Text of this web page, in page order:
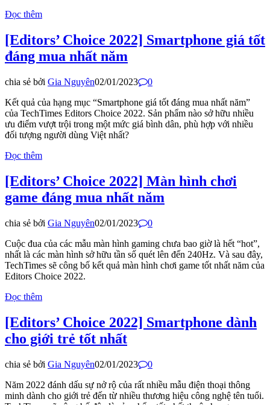
Đọc thêm
[Editors’ Choice 2022] Smartphone giá tốt
đáng mua nhất năm
chia sẻ bởi Gia Nguyên02/01/2023
0
Kết quả của hạng mục “Smartphone giá tốt đáng mua nhất năm”
của TechTimes Editors Choice 2022. Sản phẩm nào sở hữu nhiều
ưu điểm vượt trội trong một mức giá bình dân, phù hợp với nhiều
đối tượng người dùng Việt nhất?​
Đọc thêm
[Editors’ Choice 2022] Màn hình chơi
game đáng mua nhất năm
chia sẻ bởi Gia Nguyên02/01/2023
0
Cuộc đua của các mẫu màn hình gaming chưa bao giờ là hết “hot”,
nhất là các màn hình sở hữu tần số quét lên đến 240Hz. Và sau đây,
TechTimes sẽ công bố kết quả màn hình chơi game tốt nhất năm của
Editors Choice 2022.
Đọc thêm
[Editors’ Choice 2022] Smartphone dành
cho giới trẻ tốt nhất
chia sẻ bởi Gia Nguyên02/01/2023
0
Năm 2022 đánh dấu sự nở rộ của rất nhiều mẫu điện thoại thông
minh dành cho giới trẻ đến từ nhiều thương hiệu công nghệ tên tuổi.